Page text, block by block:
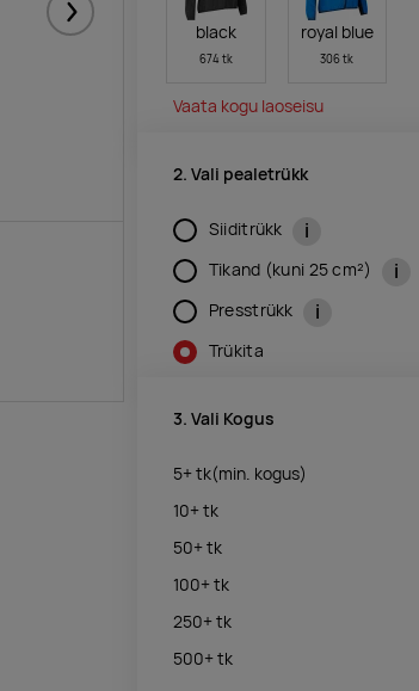
Järgmised black
674 tk
royal blue
306 tk
Vaata kogu laoseisu
2. Vali pealetrükk
Siiditrükk i
Tikand (kuni 25 cm²) i
Presstrükk i
Trükita
3. Vali Kogus
5+tk(min. kogus)
10+tk
50+tk
100+tk
250+tk
500+tk